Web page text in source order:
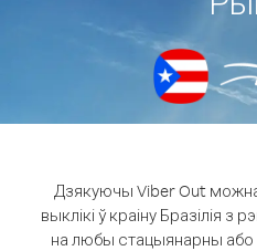
Дзякуючы Viber Out
выклікі ў краіну Бразілія з
на любы стацыянарны або